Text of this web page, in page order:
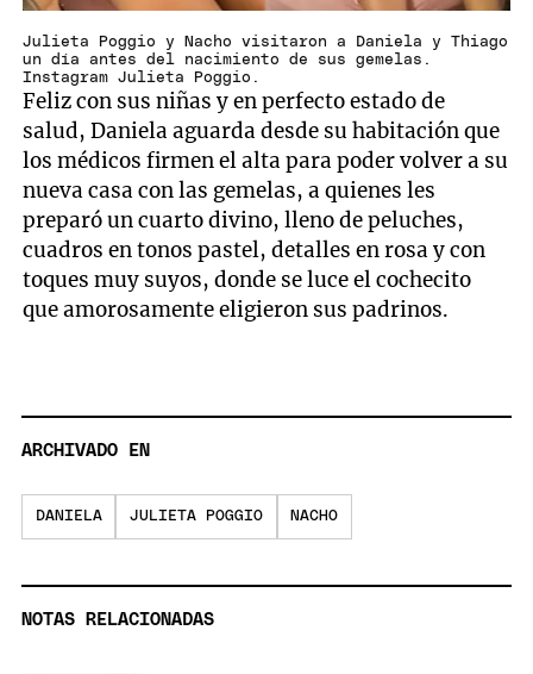
Julieta Poggio y Nacho visitaron a Daniela y Thiago
un día antes del nacimiento de sus gemelas.
Instagram Julieta Poggio.
Feliz con sus niñas y en perfecto estado de
salud, Daniela aguarda desde su habitación que
los médicos firmen el alta para poder volver a su
nueva casa con las gemelas, a quienes les
preparó un cuarto divino, lleno de peluches,
cuadros en tonos pastel, detalles en rosa y con
toques muy suyos, donde se luce el cochecito
que amorosamente eligieron sus padrinos.
ARCHIVADO EN
DANIELA JULIETA POGGIO NACHO
NOTAS RELACIONADAS